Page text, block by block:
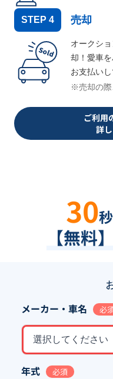
STEP 4 売却
オークシ
却！愛車
お支払いし
※売却の際
ご利用
詳
30
【無料
メーカー・車名 必
選択してください
年式 必須